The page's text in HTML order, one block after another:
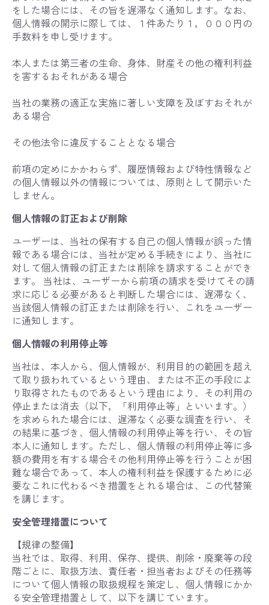
をした場合には、その旨を遅滞なく通知します。なお、
個人情報の開示に際しては、１件あたり１，０００円の
手数料を申し受けます。
本人または第三者の生命、身体、財産その他の権利利益
を害するおそれがある場合
当社の業務の適正な実施に著しい支障を及ぼすおそれが
ある場合
その他法令に違反することとなる場合
前項の定めにかかわらず、履歴情報および特性情報など
の個人情報以外の情報については、原則として開示いた
しません。
個人情報の訂正および削除
ユーザーは、当社の保有する自己の個人情報が誤った情
報である場合には、当社が定める手続きにより、当社に
対して個人情報の訂正または削除を請求することができ
ます。 当社は、ユーザーから前項の請求を受けてその請
求に応じる必要があると判断した場合には、遅滞なく、
当該個人情報の訂正または削除を行い、これをユーザー
に通知します。
個人情報の利用停止等
当社は、本人から、個人情報が、利用目的の範囲を超え
て取り扱われているという理由、または不正の手段によ
り取得されたものであるという理由により、その利用の
停止または消去（以下，「利用停止等」といいます。）
を求められた場合には、遅滞なく必要な調査を行い、そ
の結果に基づき、個人情報の利用停止等を行い、その旨
本人に通知します。ただし、個人情報の利用停止等に多
額の費用を有する場合その他利用停止等を行うことが困
難な場合であって、本人の権利利益を保護するために必
要なこれに代わるべき措置をとれる場合は、この代替策
を講じます。
安全管理措置について
【規律の整備】
当社では、取得、利用、保存、提供、削除・廃棄等の段
階ごとに、取扱方法、責任者・担当者およびその任務等
について個人情報の取扱規程を策定し、個人情報にかか
る安全管理措置として、以下を講じています。